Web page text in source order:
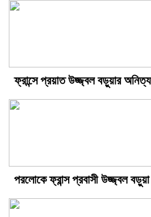
ফ্রান্সে প্রয়াত উজ্জ্বল বড়ুয়ার
পরলোকে ফ্রান্স প্রবাসী উজ্জ্বল বড়ুয়া